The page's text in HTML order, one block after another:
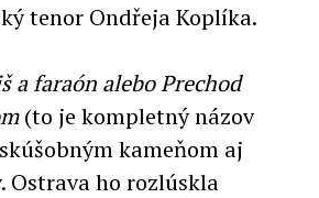
tenor Ondřeja Koplíka.
a faraón alebo Prechod
(to je kompletný názov
kameňom aj
Ostrava ho rozlúskla